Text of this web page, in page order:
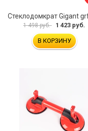
1 498 руб. 1 423 руб.
В КОРЗИНУ